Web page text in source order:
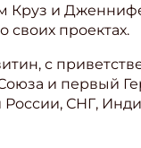
Круз и
своих проектах.
с
и первый
СНГ,